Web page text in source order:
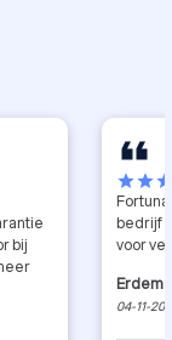
bij
starstar
bedrijf
voor
Erdem
04-11-